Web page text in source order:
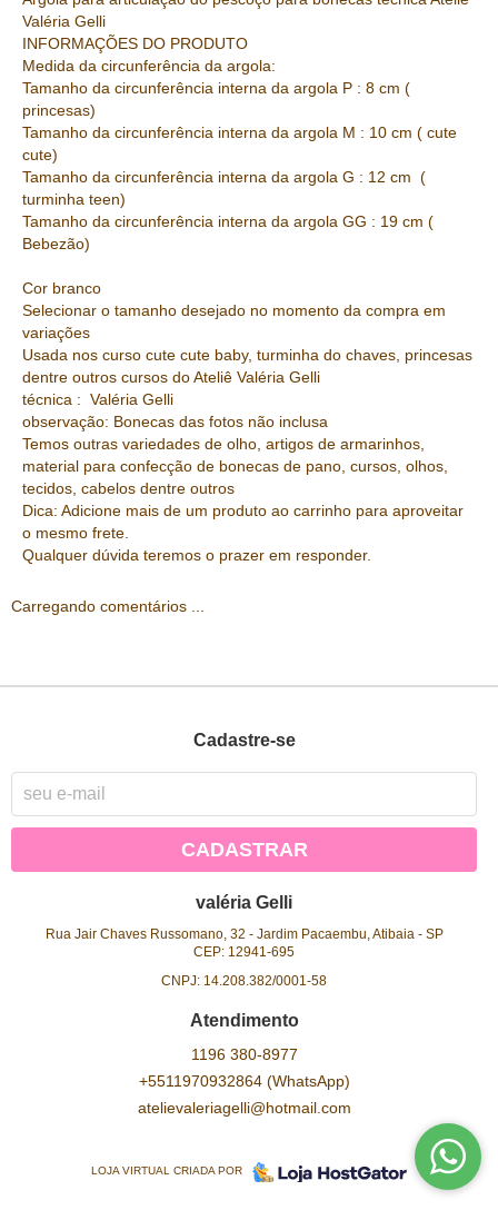
Valéria Gelli
INFORMAÇÕES DO PRODUTO
Medida da circunferência da argola:
Tamanho da circunferência interna da argola P : 8 cm (
princesas)
Tamanho da circunferência interna da argola M : 10 cm ( cute
cute)
Tamanho da circunferência interna da argola G : 12 cm (
turminha teen)
Tamanho da circunferência interna da argola GG : 19 cm (
Bebezão)
Cor branco
Selecionar o tamanho desejado no momento da compra em
variações
Usada nos curso cute cute baby, turminha do chaves, princesas
dentre outros cursos do Ateliê Valéria Gelli
técnica : Valéria Gelli
observação: Bonecas das fotos não inclusa
Temos outras variedades de olho, artigos de armarinhos,
material para confecção de bonecas de pano, cursos, olhos,
tecidos, cabelos dentre outros
Dica: Adicione mais de um produto ao carrinho para aproveitar
o mesmo frete.
Qualquer dúvida teremos o prazer em responder.
Carregando comentários ...
Cadastre-se
CADASTRAR
valéria Gelli
Rua Jair Chaves Russomano, 32 - Jardim Pacaembu, Atibaia- SP
CEP: 12941-695
CNPJ: 14.208.382/0001-58
Atendimento
1196380-8977
+5511970932864 (WhatsApp)
atelievaleriagelli@hotmail.com
LOJA VIRTUAL CRIADA POR